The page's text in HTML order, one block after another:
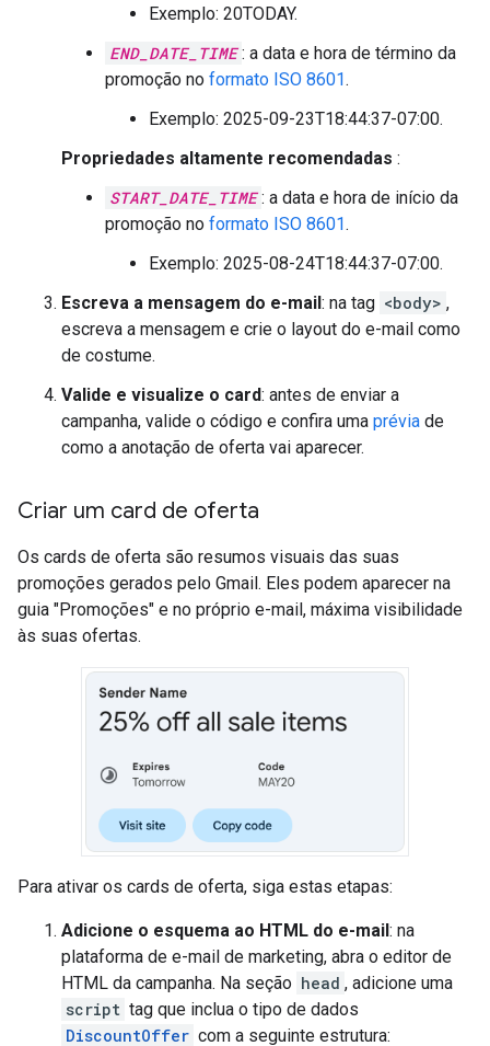
Exemplo: 20TODAY.
END_DATE_TIME : a data e hora de término da
promoção no formato ISO 8601.
Exemplo: 2025-09-23T18:44:37-07:00.
Propriedades altamente recomendadas :
START_DATE_TIME : a data e hora de início da
promoção no formato ISO 8601.
Exemplo: 2025-08-24T18:44:37-07:00.
Escreva a mensagem do e-mail: na tag <body> ,
escreva a mensagem e crie o layout do e-mail como
de costume.
Valide e visualize o card: antes de enviar a
campanha, valide o código e confira uma prévia de
como a anotação de oferta vai aparecer.
Criar um card de oferta
Os cards de oferta são resumos visuais das suas
promoções gerados pelo Gmail. Eles podem aparecer na
guia "Promoções" e no próprio e-mail, máxima visibilidade
às suas ofertas.
Para ativar os cards de oferta, siga estas etapas:
Adicione o esquema ao HTML do e-mail : na
plataforma de e-mail de marketing, abra o editor de
HTML da campanha. Na seção head , adicione uma
script tag que inclua o tipo de dados
DiscountOffer com a seguinte estrutura: